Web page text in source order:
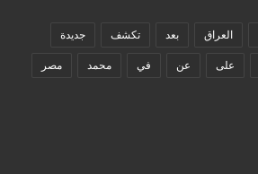
العراق بعد تكشف جديدة
على عن في محمد مصر